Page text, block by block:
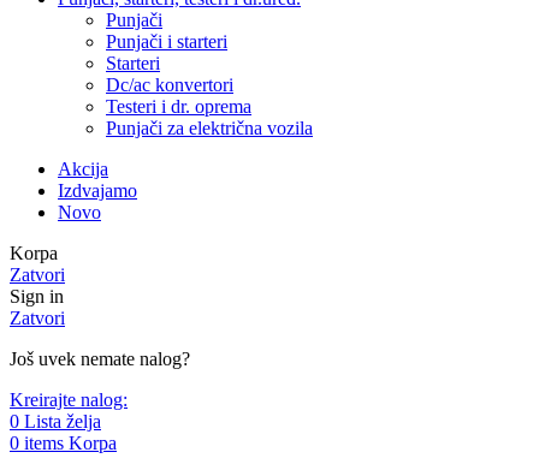
Punjači
Punjači i starteri
Starteri
Dc/ac konvertori
Testeri i dr. oprema
Punjači za električna vozila
Akcija
Izdvajamo
Novo
Korpa
Zatvori
Sign in
Zatvori
Još uvek nemate nalog?
Kreirajte nalog:
0 Lista želja
0 items Korpa